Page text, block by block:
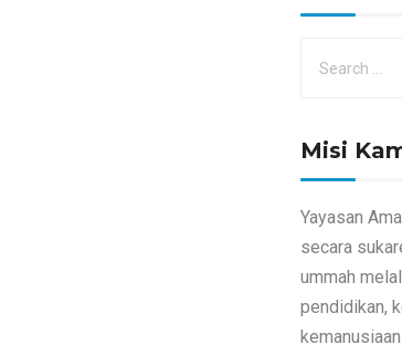
Misi
Yayasan
secara
ummah
pendidikan,